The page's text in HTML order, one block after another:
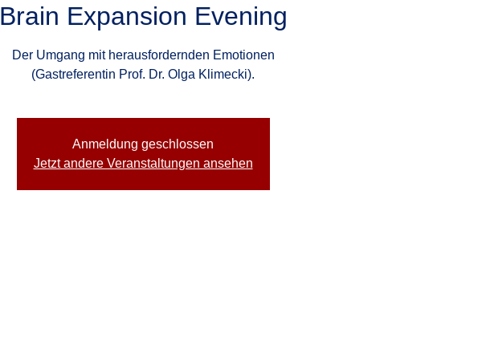
Brain Expansion Evening
Der Umgang mit herausfordernden Emotionen
(Gastreferentin Prof. Dr. Olga Klimecki).
Anmeldung geschlossen
Jetzt andere Veranstaltungen ansehen